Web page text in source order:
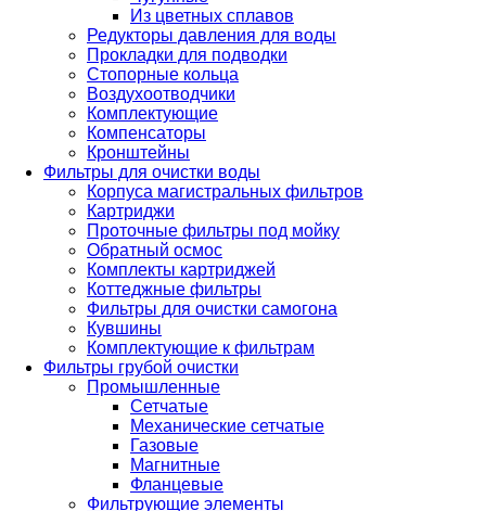
Из цветных сплавов
Редукторы давления для воды
Прокладки для подводки
Стопорные кольца
Воздухоотводчики
Комплектующие
Компенсаторы
Кронштейны
Фильтры для очистки воды
Корпуса магистральных фильтров
Картриджи
Проточные фильтры под мойку
Обратный осмос
Комплекты картриджей
Коттеджные фильтры
Фильтры для очистки самогона
Кувшины
Комплектующие к фильтрам
Фильтры грубой очистки
Промышленные
Сетчатые
Механические сетчатые
Газовые
Магнитные
Фланцевые
Фильтрующие элементы